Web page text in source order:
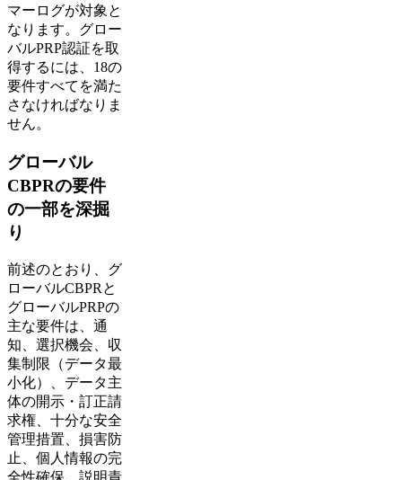
マーログが対象と
なります。グロー
バルPRP認証を取
得するには、18の
要件すべてを満た
さなければなりま
せん。
グローバル
CBPRの要件
の一部を深掘
り
前述のとおり、グ
ローバルCBPRと
グローバルPRPの
主な要件は、通
知、選択機会、収
集制限（データ最
小化）、データ主
体の開示・訂正請
求権、十分な安全
管理措置、損害防
止、個人情報の完